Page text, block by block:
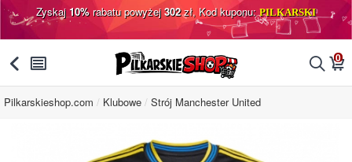
Zyskaj10%rabatu powyżej302zł, Kod kuponu:PILKARSKI
󰅯 󰂩 󰂨 0
󰃦
Pilkarskieshop.com Klubowe Strój Manchester United